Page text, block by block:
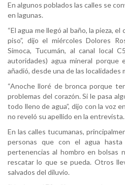
En algunos poblados las calles se
en lagunas.
“El agua me llegó al baño, la pieza,
piso”, dijo el miércoles Dolores
Simoca, Tucumán, al canal local
autoridades) agua mineral porque
añadió, desde una de las localidades
“Anoche lloré de bronca porque
problemas del corazón. Si le pasa
todo lleno de agua”, dijo con la voz
no reveló su apellido en la entrevista.
En las calles tucumanas,
personas que con el agua
pertenencias al hombro en bolsas
rescatar lo que se pueda. Otros
salvados del diluvio.